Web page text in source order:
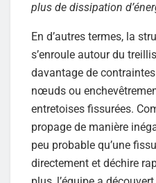
plus de dissipation
En d’autres termes, la
s’enroule autour du
davantage de
nœuds ou
entretoises fissurées.
propage de manière
peu probable qu’une
directement et déchire